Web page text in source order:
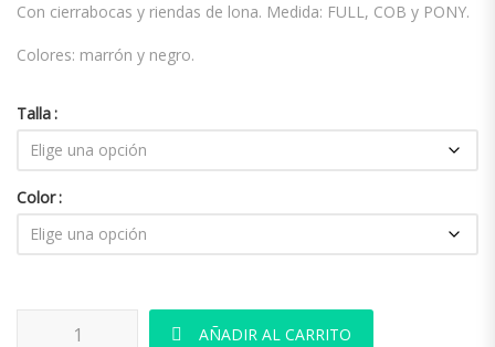
Con cierrabocas y riendas de lona. Medida: FULL, COB y PONY.
Colores: marrón y negro.
Talla
Color
Cabezada HH Alomada con Cierrabocas cantidad
AÑADIR AL CARRITO